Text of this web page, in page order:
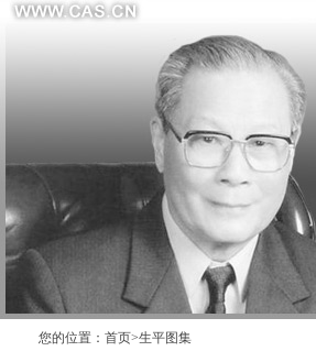
您的位置： 首页>生平图集